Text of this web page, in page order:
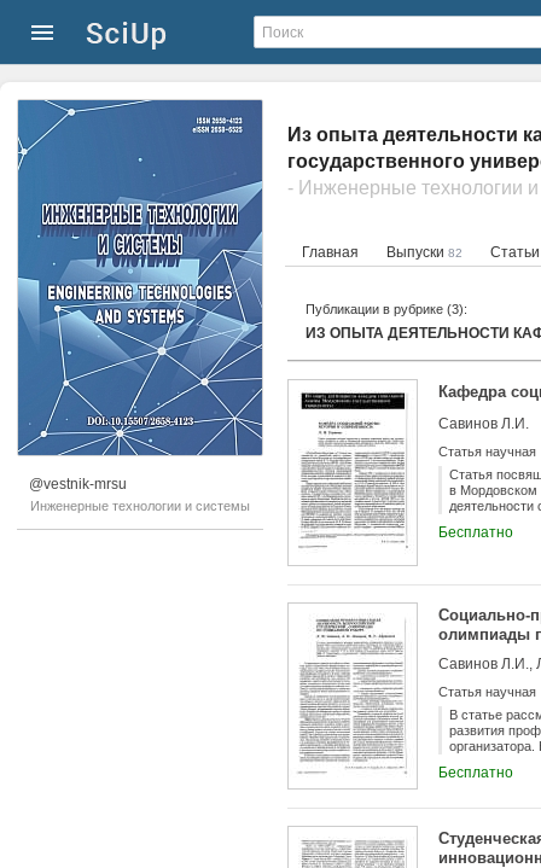
@vestnik-mrsu
Инженерные технологии и системы
Из опыта деятельности
государственного
- Инженерные технологии
Главная Выпуски 82
Публикации в рубрике (3):
Кафедра
Савинов Л.И.
Статья научная
Статья
в Мордовском
Бесплатно
Социально-
олимпиады
Савинов Л.И.,
Статья научная
В статье
развития
г.).
Бесплатно